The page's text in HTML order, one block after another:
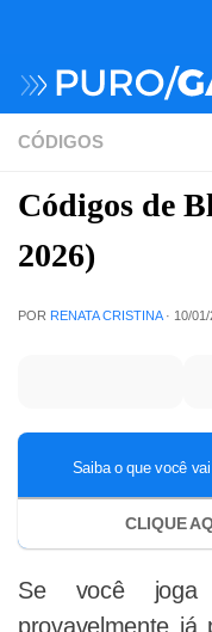
CÓDIGOS
Códigos de
2026)
POR RENATA CRISTINA · 10/
Se você joga
provavelmente já